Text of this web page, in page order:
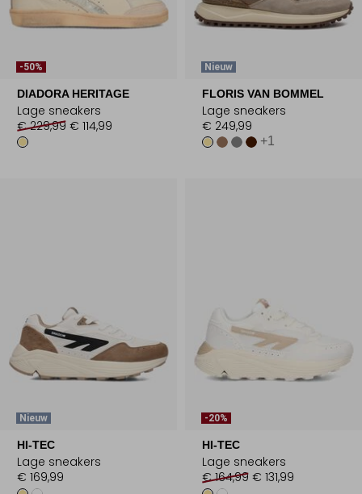
-50%
DIADORA HERITAGE
Lage sneakers
€ 229,99 € 114,99
Nieuw
FLORIS VAN BOMMEL
Lage sneakers
€ 249,99
+1
Nieuw
HI-TEC
Lage sneakers
€ 169,99
-20%
HI-TEC
Lage sneakers
€ 164,99 € 131,99